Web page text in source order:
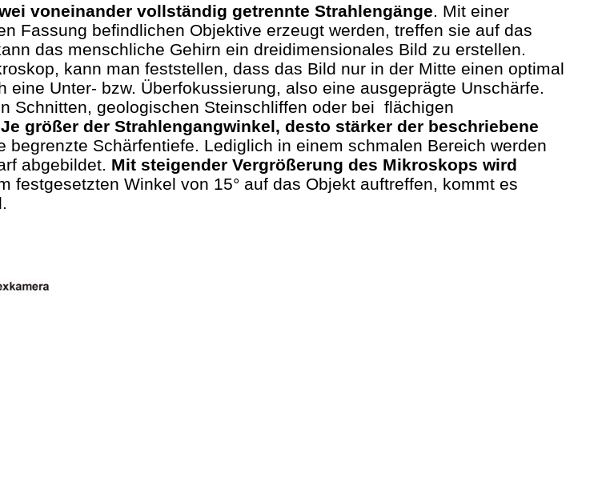
voneinander vollständig getrennte Strahlengänge. Mit einer
Fassung befindlichen Objektive erzeugt werden, treffen sie auf das
das menschliche Gehirn ein dreidimensionales Bild zu erstellen.
kann man feststellen, dass das Bild nur in der Mitte einen optimal
Unter- bzw. Überfokussierung, also eine ausgeprägte Unschärfe.
Schnitten, geologischen Steinschliffen oder bei flächigen
Je größer der Strahlengangwinkel, desto stärker der beschriebene
Schärfentiefe. Lediglich in einem schmalen Bereich werden
abgebildet. Mit steigender Vergrößerung des Mikroskops wird
festgesetzten Winkel von 15° auf das Objekt auftreffen, kommt es